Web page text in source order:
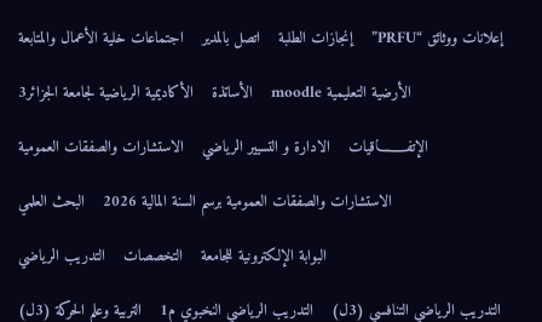
إعلانات ووثائق “PRFU”
إنجازات الطلبة اتصل بالمدير
اجتماعات خلية الأعمال والمتابعة
الأرضية التعليمية moodle
الأساتذة
الأكاديمية الرياضية لجامعة الجزائر3
الإتفــــــاقيات
الادارة و التسيير الرياضي
الاستشارات والصفقات العمومية
الاستشارات والصفقات العمومية برسم السنة المالية 2026
البحث العلمي
البوابة الإلكترونية للجامعة
التخصصات
التدريب الرياضي
التدريب الرياضي التنافسي (3ل)
التدريب الرياضي النخبوي م1
التربية وعلم الحركة (3ل)